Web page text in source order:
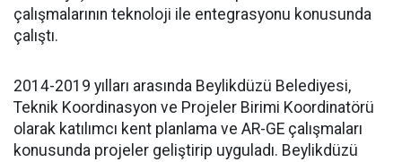
çalışmalarının teknoloji ile entegrasyonu konusunda
çalıştı.
2014-2019 yılları arasında Beylikdüzü Belediyesi,
Teknik Koordinasyon ve Projeler Birimi Koordinatörü
olarak katılımcı kent planlama ve AR-GE çalışmaları
konusunda projeler geliştirip uyguladı. Beylikdüzü